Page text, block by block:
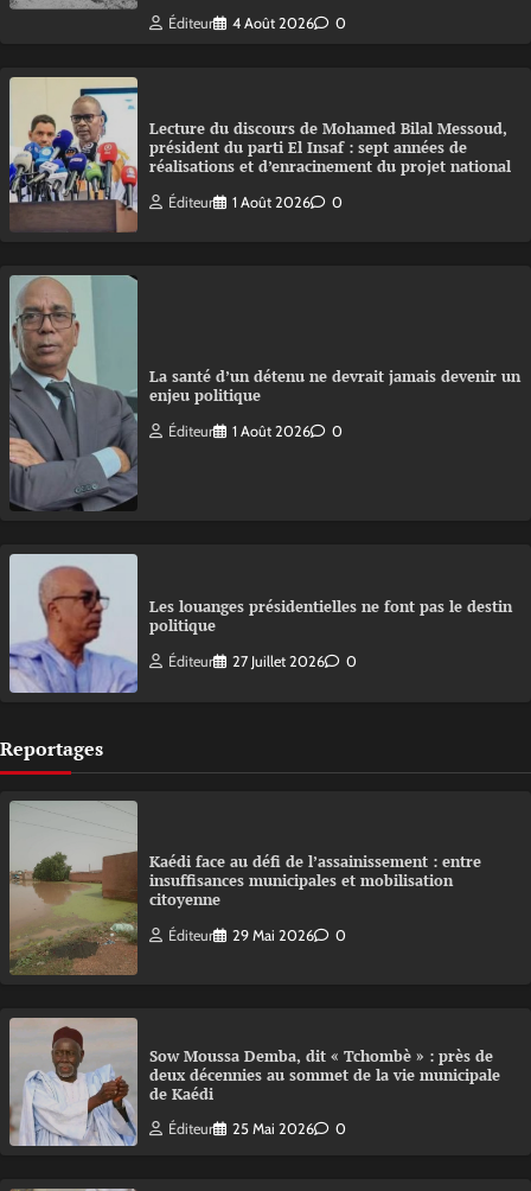
Éditeur 4 Août 2026 0
Lecture du discours de Mohamed Bilal Messoud,
président du parti El Insaf : sept années de
réalisations et d’enracinement du projet national
Éditeur 1 Août 2026 0
La santé d’un détenu ne devrait jamais devenir un
enjeu politique
Éditeur 1 Août 2026 0
Les louanges présidentielles ne font pas le destin
politique
Éditeur 27 Juillet 2026 0
Reportages
Kaédi face au défi de l’assainissement : entre
insuffisances municipales et mobilisation
citoyenne
Éditeur 29 Mai 2026 0
Sow Moussa Demba, dit « Tchombè » : près de
deux décennies au sommet de la vie municipale
de Kaédi
Éditeur 25 Mai 2026 0